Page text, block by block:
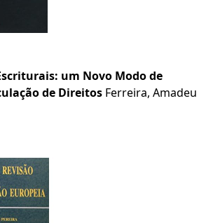
um Novo Modo de
de Direitos Ferreira, Amadeu